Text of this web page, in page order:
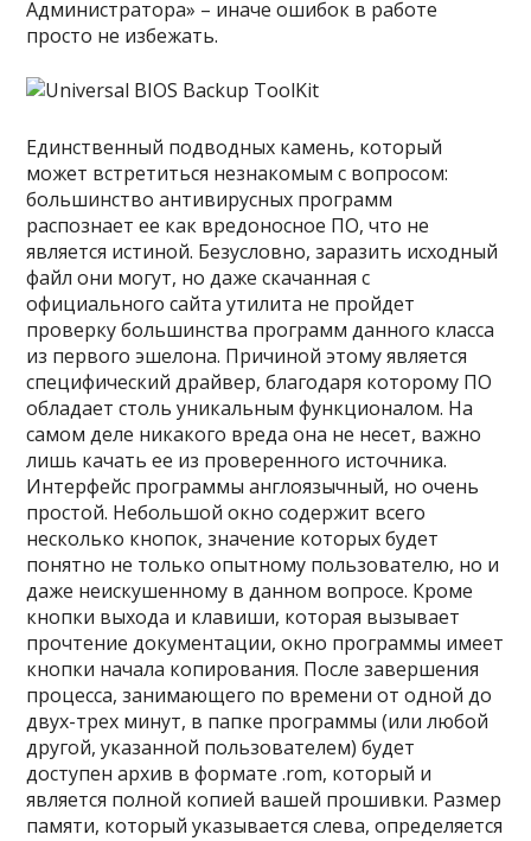
Администратора» – иначе ошибок в работе
просто не избежать.
Единственный подводных камень, который
может встретиться незнакомым с вопросом:
большинство антивирусных программ
распознает ее как вредоносное ПО, что не
является истиной. Безусловно, заразить исходный
файл они могут, но даже скачанная с
официального сайта утилита не пройдет
проверку большинства программ данного класса
из первого эшелона. Причиной этому является
специфический драйвер, благодаря которому ПО
обладает столь уникальным функционалом. На
самом деле никакого вреда она не несет, важно
лишь качать ее из проверенного источника.
Интерфейс программы англоязычный, но очень
простой. Небольшой окно содержит всего
несколько кнопок, значение которых будет
понятно не только опытному пользователю, но и
даже неискушенному в данном вопросе. Кроме
кнопки выхода и клавиши, которая вызывает
прочтение документации, окно программы имеет
кнопки начала копирования. После завершения
процесса, занимающего по времени от одной до
двух-трех минут, в папке программы (или любой
другой, указанной пользователем) будет
доступен архив в формате .rom, который и
является полной копией вашей прошивки. Размер
памяти, который указывается слева, определяется